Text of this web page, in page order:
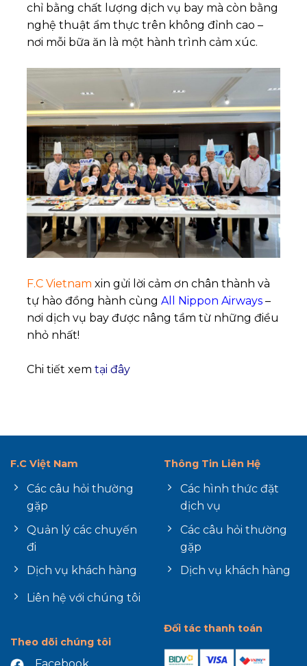
chỉ bằng chất lượng dịch vụ bay mà còn bằng
nghệ thuật ẩm thực trên không đỉnh cao –
nơi mỗi bữa ăn là một hành trình cảm xúc.
F.C Vietnam xin gửi lời cảm ơn chân thành và
tự hào đồng hành cùng All Nippon Airways –
nơi dịch vụ bay được nâng tầm từ những điều
nhỏ nhất!
Chi tiết xem tại đây
F.C Việt Nam
Các câu hỏi thường
gặp
Quản lý các chuyến
đi
Dịch vụ khách hàng
Liên hệ với chúng tôi
Thông Tin Liên Hệ
Các hình thức đặt
dịch vụ
Các câu hỏi thường
gặp
Dịch vụ khách hàng
Theo dõi chúng tôi
Đối tác thanh toán